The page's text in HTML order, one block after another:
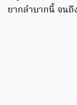
ยากลำบากนี้ จนถึ